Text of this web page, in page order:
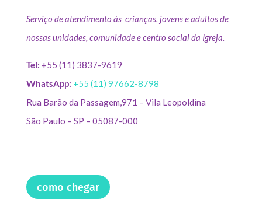
Serviço de atendimento às crianças, jovens e adultos de
nossas unidades, comunidade e centro social da Igreja.
Tel: +55 (11) 3837-9619
WhatsApp: +55 (11) 97662-8798
Rua Barão da Passagem,971 – Vila Leopoldina
São Paulo – SP – 05087-000
como chegar